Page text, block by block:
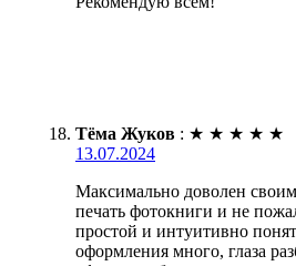
Тёма Жуков : ★ ★ ★ ★ ★
13.07.2024
Максимально доволен
печать фотокниги и не
простой и интуитивно
оформления много, глаза